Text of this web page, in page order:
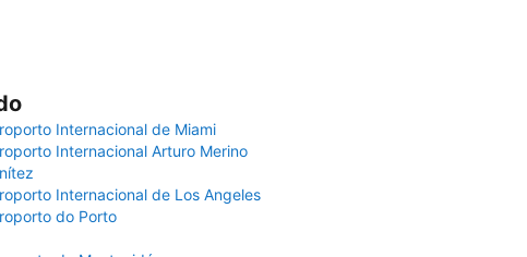
Internacional de Miami
Internacional Arturo Merino
Internacional de Los Angeles
do Porto